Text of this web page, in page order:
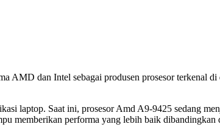
AMD dan Intel sebagai produsen prosesor terkenal
laptop. Saat ini, prosesor Amd A9-9425 sedang
memberikan performa yang lebih baik dibandingkan